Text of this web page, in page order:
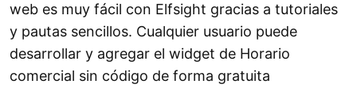
web es muy fácil con Elfsight gracias a tutoriales
y pautas sencillos. Cualquier usuario puede
desarrollar y agregar el widget de Horario
comercial sin código de forma gratuita